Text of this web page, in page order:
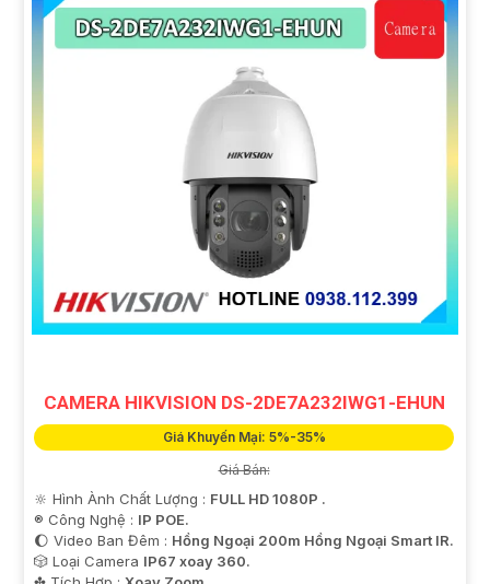
CAMERA HIKVISION DS-2DE7A232IWG1-EHUN
Giá Khuyến Mại: 5%-35%
Giá Bán:
🔆 Hình Ành Chất Lượng : FULL HD 1080P .
®️ Công Nghệ : IP POE.
🌔 Video Ban Đêm : Hồng Ngoại 200m Hồng Ngoại Smart IR.
🎲 Loại Camera IP67 xoay 360.